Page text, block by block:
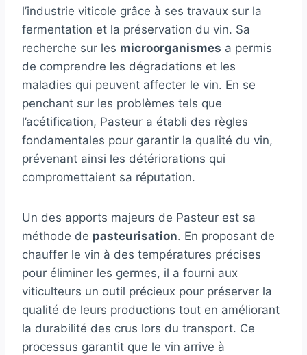
l’industrie viticole grâce à ses travaux sur la
fermentation et la préservation du vin. Sa
recherche sur les microorganismes a permis
de comprendre les dégradations et les
maladies qui peuvent affecter le vin. En se
penchant sur les problèmes tels que
l’acétification, Pasteur a établi des règles
fondamentales pour garantir la qualité du vin,
prévenant ainsi les détériorations qui
compromettaient sa réputation.
Un des apports majeurs de Pasteur est sa
méthode de pasteurisation. En proposant de
chauffer le vin à des températures précises
pour éliminer les germes, il a fourni aux
viticulteurs un outil précieux pour préserver la
qualité de leurs productions tout en améliorant
la durabilité des crus lors du transport. Ce
processus garantit que le vin arrive à